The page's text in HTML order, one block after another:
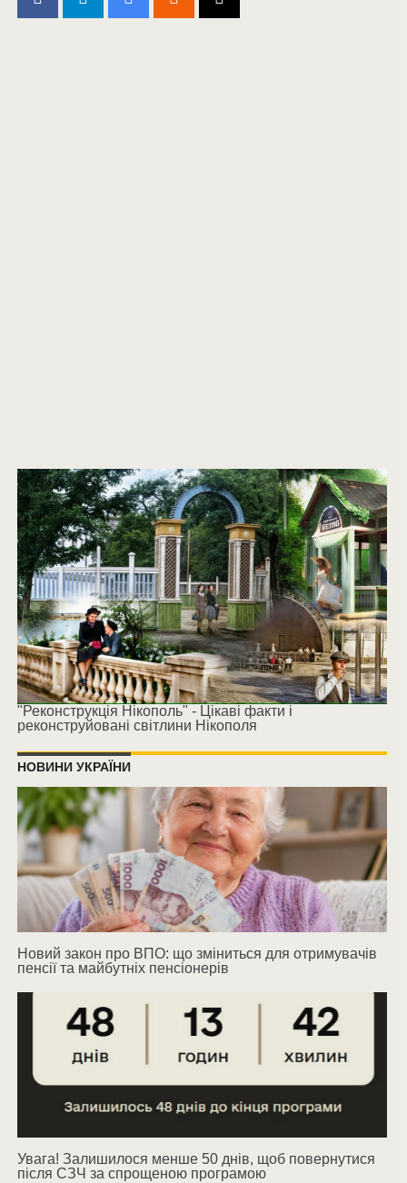
"Реконструкція Нікополь" - Цікаві факти і
реконструйовані світлини Нікополя
НОВИНИ УКРАЇНИ
Новий закон про ВПО: що зміниться для отримувачів
пенсії та майбутніх пенсіонерів
Увага! Залишилося менше 50 днів, щоб повернутися
після СЗЧ за спрощеною програмою